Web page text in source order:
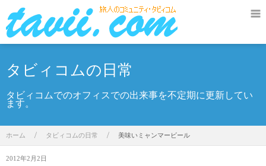
タビィコムの日常
タビィコムでのオフィスでの出来事を不定期に更新してい
ます。
ホーム / タビィコムの日常 / 美味いミャンマービール
2012年2月2日